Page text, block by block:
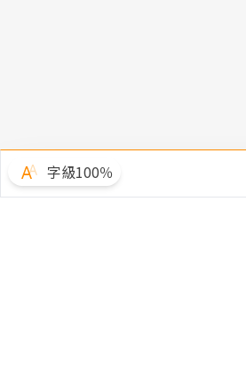
字級100％